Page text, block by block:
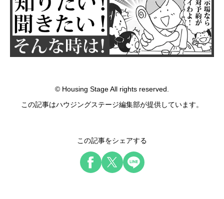
© Housing Stage All rights reserved.
この記事はハウジングステージ編集部が提供しています。
この記事をシェアする